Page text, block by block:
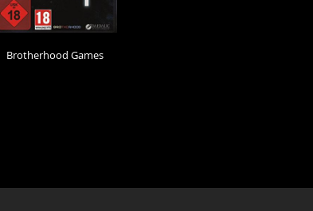
Brotherhood Games